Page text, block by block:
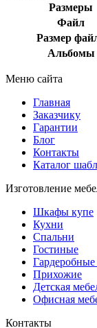
Размеры
Файл
Размер
Альбомы
Меню сайта
Главная
Заказчику
Гарантии
Блог
Контакты
Каталог
Изготовление
Шкафы купе
Кухни
Спальни
Гостиные
Прихожие
Детская
Офисная
Контакты